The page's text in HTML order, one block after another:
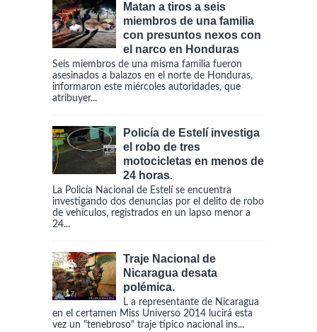
Matan a tiros a seis
miembros de una familia
con presuntos nexos con
el narco en Honduras
Seis miembros de una misma familia fueron
asesinados a balazos en el norte de Honduras,
informaron este miércoles autoridades, que
atribuyer...
Policía de Estelí investiga
el robo de tres
motocicletas en menos de
24 horas.
La Policía Nacional de Estelí se encuentra
investigando dos denuncias por el delito de robo
de vehículos, registrados en un lapso menor a
24...
Traje Nacional de
Nicaragua desata
polémica.
L a representante de Nicaragua
en el certamen Miss Universo 2014 lucirá esta
vez un "tenebroso" traje típico nacional ins...